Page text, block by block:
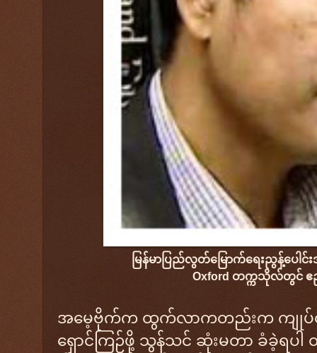
မြန်မာပြည်လွတ်မြောက်ရေးညွန့်ပေါင်း
Oxford တက္ကသိုလ်တွင်
အမေ့ဗိုက်က ထွက်လာကတည်းက ကျုပ်တို့
ရှောင်ကြဉ်ဖို့ သွန်သင် ဆုံးမတာ ခံခဲ့ရ